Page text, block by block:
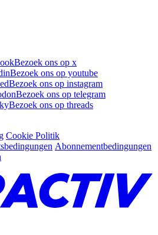
Bezoek ons op x
Bezoek ons op youtube
Bezoek ons op instagram
Bezoek ons op telegram
Bezoek ons op threads
Cookie Politik
Abonnementbedingungen